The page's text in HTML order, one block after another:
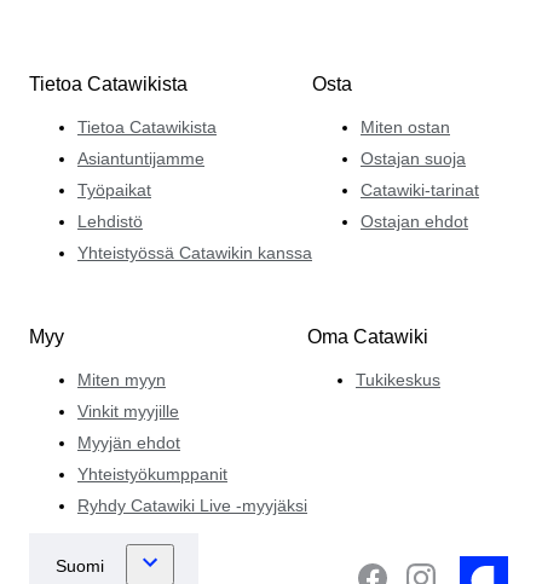
Tietoa Catawikista
Tietoa Catawikista
Asiantuntijamme
Työpaikat
Lehdistö
Yhteistyössä Catawikin kanssa
Osta
Miten ostan
Ostajan suoja
Catawiki-tarinat
Ostajan ehdot
Myy
Miten myyn
Vinkit myyjille
Myyjän ehdot
Yhteistyökumppanit
Ryhdy Catawiki Live -myyjäksi
Oma Catawiki
Tukikeskus